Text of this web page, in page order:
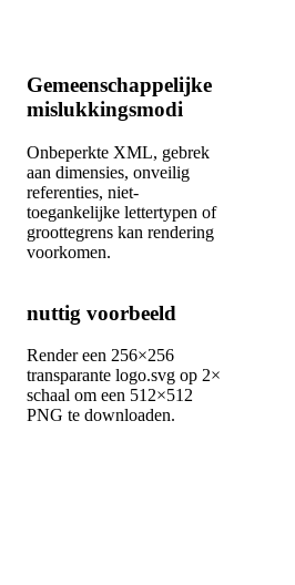
Gemeenschappelijke
mislukkingsmodi
Onbeperkte XML, gebrek
aan dimensies, onveilig
referenties, niet-
toegankelijke lettertypen of
groottegrens kan rendering
voorkomen.
nuttig voorbeeld
Render een 256×256
transparante logo.svg op 2×
schaal om een 512×512
PNG te downloaden.